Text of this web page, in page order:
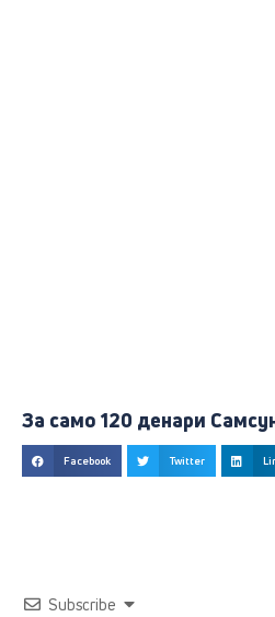
За само 120 денари
Facebook Twitter
Subscribe